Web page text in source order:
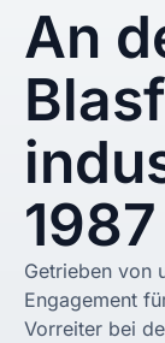
An
1987
Getrieben von
Engagement
Vorreiter bei